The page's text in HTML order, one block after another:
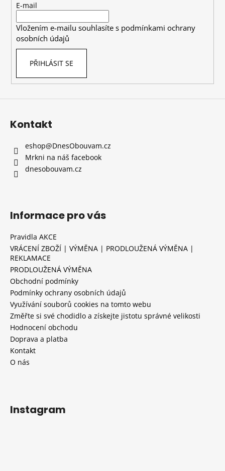
E-mail
Vložením e-mailu souhlasíte s podmínkami ochrany
osobních údajů
PŘIHLÁSIT SE
Kontakt
eshop@DnesObouvam.cz
Mrkni na náš facebook
dnesobouvam.cz
Informace pro vás
Pravidla AKCE
VRÁCENÍ ZBOŽÍ | VÝMĚNA | PRODLOUŽENÁ VÝMĚNA |
REKLAMACE
PRODLOUŽENÁ VÝMĚNA
Obchodní podmínky
Podmínky ochrany osobních údajů
Využívání souborů cookies na tomto webu
Změřte si své chodidlo a získejte jistotu správné velikosti
Hodnocení obchodu
Doprava a platba
Kontakt
O nás
Instagram